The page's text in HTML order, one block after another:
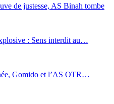
de justesse, AS Binah tombe
: Sens interdit au…
Gomido et l’AS OTR…